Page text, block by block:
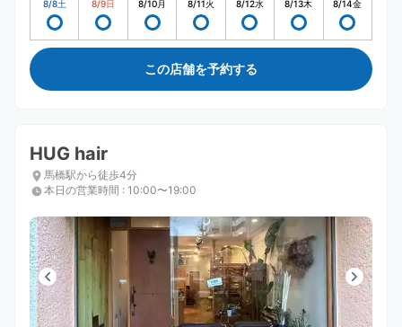
8/8土 8/9日 8/10月 8/11火 8/12水 8/13木 8/14金
この店舗を予約する
HUG hair
馬橋駅から徒歩4分
本日の営業時間 : 10:00〜19:00